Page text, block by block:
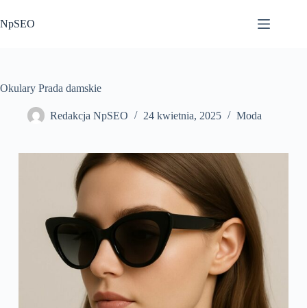
do
treści
NpSEO
Okulary Prada damskie
Redakcja NpSEO 24 kwietnia, 2025 Moda